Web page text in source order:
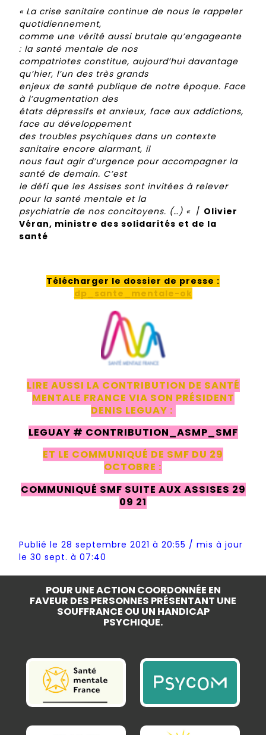
« La crise sanitaire continue de nous le rappeler
quotidiennement,
comme une vérité aussi brutale qu’engageante
: la santé mentale de nos
compatriotes constitue, aujourd’hui davantage
qu’hier, l’un des très grands
enjeux de santé publique de notre époque. Face
à l’augmentation des
états dépressifs et anxieux, face aux addictions,
face au développement
des troubles psychiques dans un contexte
sanitaire encore alarmant, il
nous faut agir d’urgence pour accompagner la
santé de demain. C’est
le défi que les Assises sont invitées à relever
pour la santé mentale et la
psychiatrie de nos concitoyens. (…) « / Olivier
Véran, ministre des solidarités et de la
santé
Télécharger le dossier de presse :
dp_sante_mentale-ok
LIRE AUSSI LA CONTRIBUTION DE SANTÉ
MENTALE FRANCE VIA SON PRÉSIDENT
DENIS LEGUAY :
LEGUAY # CONTRIBUTION_ASMP_SMF
ET LE COMMUNIQUÉ DE SMF DU 29
OCTOBRE :
COMMUNIQUÉ SMF SUITE AUX ASSISES 29
09 21
Publié le 28 septembre 2021 à 20:55 / mis à jour
le 30 sept. à 07:40
POUR UNE ACTION COORDONNÉE EN
FAVEUR DES PERSONNES PRÉSENTANT UNE
SOUFFRANCE OU UN HANDICAP
PSYCHIQUE.